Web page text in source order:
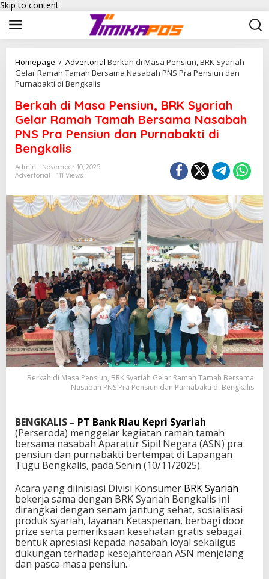
Skip to content
Homepage / Advertorial Berkah di Masa Pensiun, BRK Syariah
Gelar Ramah Tamah Bersama Nasabah PNS Pra Pensiun dan
Purnabakti di Bengkalis
Berkah di Masa Pensiun, BRK Syariah
Gelar Ramah Tamah Bersama Nasabah
PNS Pra Pensiun dan Purnabakti di
Bengkalis
Admin
November 10, 2025
Advertorial
111 Views
Berkah di Masa Pensiun, BRK Syariah Gelar Ramah Tamah Bersama
Nasabah PNS Pra Pensiun dan Purnabakti di Bengkalis
BENGKALIS – PT Bank Riau Kepri Syariah
(Perseroda) menggelar kegiatan ramah tamah
bersama nasabah Aparatur Sipil Negara (ASN) pra
pensiun dan purnabakti bertempat di Lapangan
Tugu Bengkalis, pada Senin (10/11/2025).
Acara yang diinisiasi Divisi Konsumer BRK Syariah
bekerja sama dengan BRK Syariah Bengkalis ini
dirangkai dengan senam jantung sehat, sosialisasi
produk syariah, layanan Ketaspenan, berbagi door
prize serta pemeriksaan kesehatan gratis sebagai
bentuk apresiasi kepada nasabah loyal sekaligus
dukungan terhadap kesejahteraan ASN menjelang
dan pasca masa pensiun.